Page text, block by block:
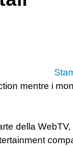
mentre i
della WebTV,